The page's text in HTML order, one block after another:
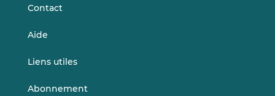
Contact
Aide
Liens utiles
Abonnement